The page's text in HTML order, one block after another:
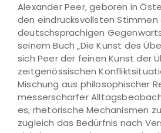
Alexander Peer, geboren in
den eindrucksvollsten Stimmen
deutschsprachigen
seinem Buch „Die Kunst des
sich Peer der feinen Kunst der
zeitgenössischen
Mischung aus philosophischer
messerscharfer
es, rhetorische Mechanismen
zugleich das Bedürfnis nach